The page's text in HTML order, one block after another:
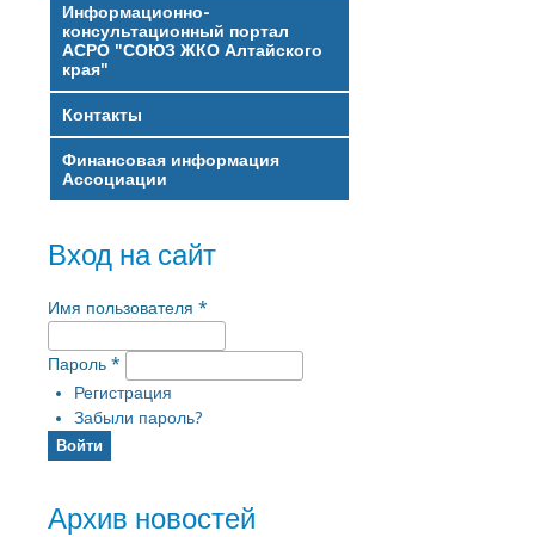
Информационно-
консультационный портал
АСРО "СОЮЗ ЖКО Алтайского
края"
Контакты
Финансовая информация
Ассоциации
Вход на сайт
Имя пользователя *
Пароль *
Регистрация
Забыли пароль?
Архив новостей